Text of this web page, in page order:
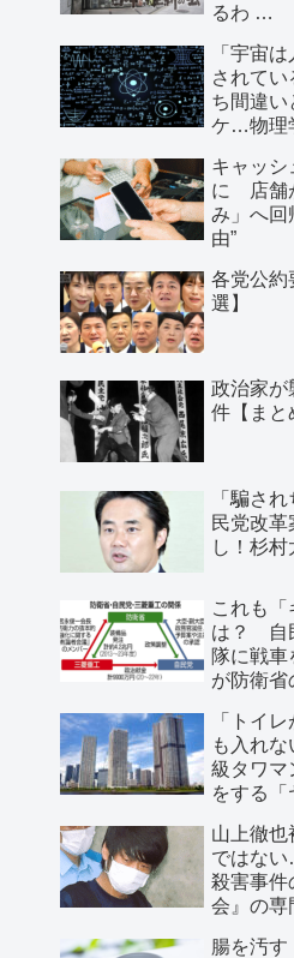
るわ …
「宇宙
されて
ち間違い
ケ…物理
キャッシ
に 店舗
み」へ回
由”
各党公約
選】
政治家が
件【まと
「騙さ
民党改革
し！杉
これも
は？ 自
隊に戦車
が防衛省
「トイ
も入れ
級タワマ
をする「
山上徹也
ではな
殺害事件
会』の専
腸を汚